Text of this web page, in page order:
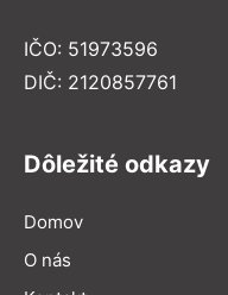
IČO: 51973596
DIČ: 2120857761
Dôležité odkazy
Domov
O nás